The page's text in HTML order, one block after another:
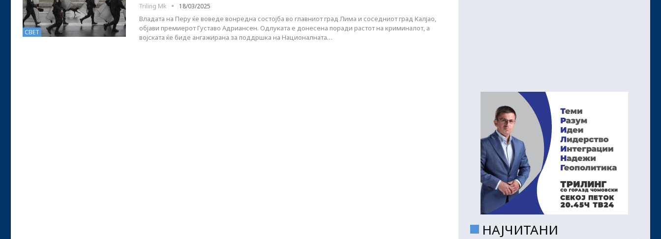
СВЕТ
Triling Mk 18/03/2025
Владата на Перу ќе воведе вонредна состојба во главниот град Лима и соседниот град Калјао,
објави премиерот Густаво Адриансен. Одлуката е донесена поради растот на криминалот, а
војската ќе биде ангажирана за поддршка на Националната…
НАЈЧИТАНИ